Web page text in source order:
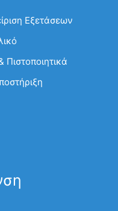
Εξετάσεων